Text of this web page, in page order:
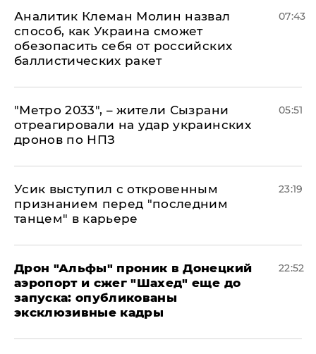
Аналитик Клеман Молин назвал
способ, как Украина сможет
обезопасить себя от российских
баллистических ракет
07:43
"Метро 2033", – жители Сызрани
отреагировали на удар украинских
дронов по НПЗ
05:51
Усик выступил с откровенным
признанием перед "последним
танцем" в карьере
23:19
Дрон "Альфы" проник в Донецкий
аэропорт и сжег "Шахед" еще до
запуска: опубликованы
эксклюзивные кадры
22:52